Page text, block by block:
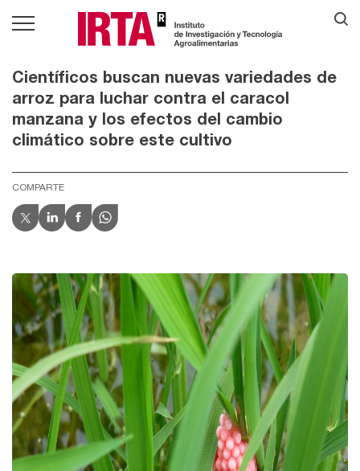
Científicos buscan nuevas variedades de
arroz para luchar contra el caracol
manzana y los efectos del cambio
climático sobre este cultivo
COMPARTE